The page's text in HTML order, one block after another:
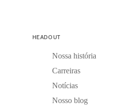
HEADOUT
Nossa história
Carreiras
Notícias
Nosso blog